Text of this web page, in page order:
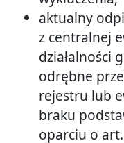
aktualny
z centralnej
działalności
odrębne
rejestru lub
braku
oparciu o